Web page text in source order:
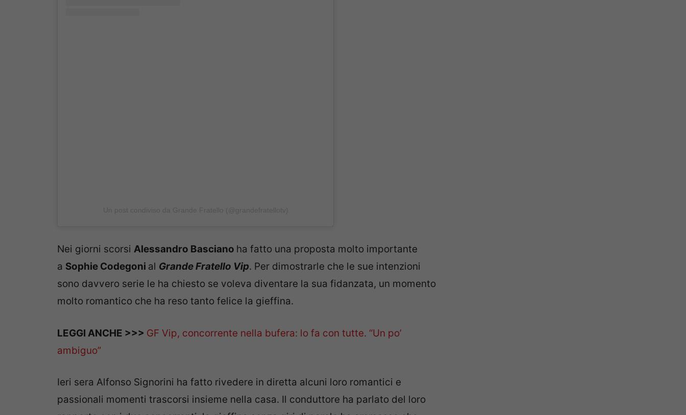
Nei giorni scorsi Alessandro Basciano ha fatto una proposta molto importante
a Sophie Codegoni al Grande Fratello Vip. Per dimostrarle che le sue intenzioni
sono davvero serie le ha chiesto se voleva diventare la sua fidanzata, un momento
molto romantico che ha reso tanto felice la gieffina.
LEGGI ANCHE >>> GF Vip, concorrente nella bufera: lo fa con tutte. “Un po’
ambiguo”
Ieri sera Alfonso Signorini ha fatto rivedere in diretta alcuni loro romantici e
passionali momenti trascorsi insieme nella casa. Il conduttore ha parlato del loro